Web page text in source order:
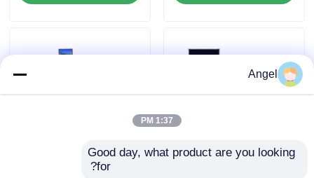
با ما تماس بگیرید
Angel
1:37 PM
Good day, what product are you looking
for?